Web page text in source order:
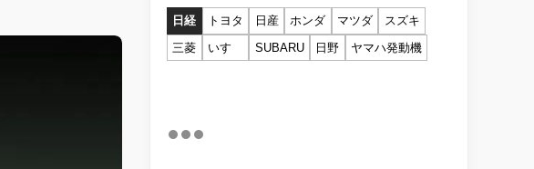
日経 トヨタ 日産 ホンダ マツダ
スズキ
三菱
いすゞ SUBARU 日野 ヤマハ発動機